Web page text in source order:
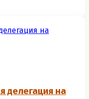
делегация на